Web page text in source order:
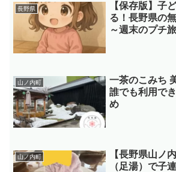
長野県
【保存版】子
る！長野県の
～週末のプチ
山ノ内町
一茶のこみち
誰でも利用で
め
山ノ内町
【長野県山ノ
（足湯）で子